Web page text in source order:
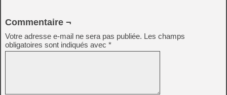
Commentaire ¬
Votre adresse e-mail ne sera pas publiée. Les champs
obligatoires sont indiqués avec *